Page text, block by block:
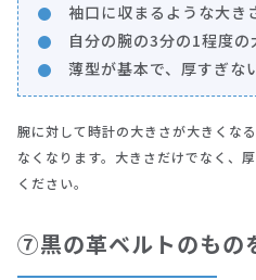
袖口に収まるような大き
自分の腕の3分の1程度
薄型が基本で、厚すぎな
腕に対して時計の大きさが大きくな
なくなります。大きさだけでなく、
ください。
⑦黒の革ベルトのもの